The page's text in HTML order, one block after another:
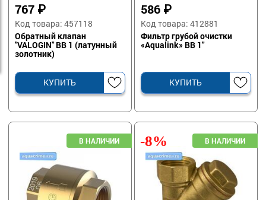
767 ₽
Код товара: 457118
Обратный клапан
"VALOGIN" ВВ 1 (латунный
золотник)
КУПИТЬ
586 ₽
Код товара: 412881
Фильтр грубой очистки
«Aqualink» ВВ 1"
КУПИТЬ
-8%